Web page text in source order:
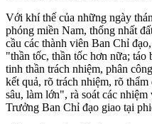
Với khí thế của những ngày
phóng miền Nam, thống nhất
cầu các thành viên Ban Chỉ
"thần tốc, thần tốc hơn nữa; táo
tinh thần trách nhiệm, phân
kết quả, rõ trách nhiệm, rõ
sâu, làm lớn", rà soát các
Trưởng Ban Chỉ đạo giao tại